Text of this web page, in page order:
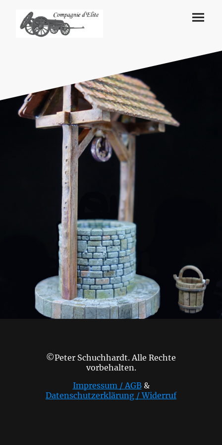
©Peter Schuchhardt. Alle Rechte
vorbehalten.
Impressum / AGB&
Datenschutzerklärung / Widerruf